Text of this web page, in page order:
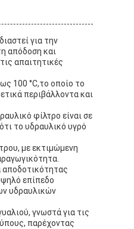
για την
απόδοση και
απαιτητικές
100 °C,το οποίο το
περιβάλλοντα και
φίλτρο είναι σε
το υδραυλικό υγρό
με εκτιμώμενη
αποδοτικότητας
επίπεδο
υδραυλικών
γνωστά για τις
παρέχοντας